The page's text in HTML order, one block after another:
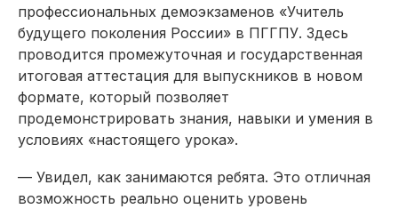
профессиональных демоэкзаменов «Учитель
будущего поколения России» в ПГГПУ. Здесь
проводится промежуточная и государственная
итоговая аттестация для выпускников в новом
формате, который позволяет
продемонстрировать знания, навыки и умения в
условиях «настоящего урока».
— Увидел, как занимаются ребята. Это отличная
возможность реально оценить уровень